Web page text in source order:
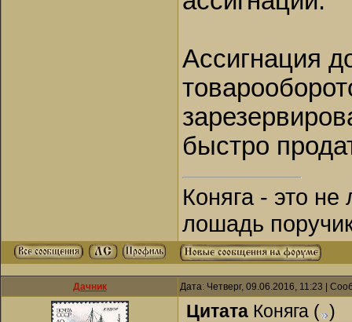
Ассигнация
быстро
Коняга - это
лошадь
Дачник Дата: Четверг, 09.06.2016, 11:23 |
Цитата Коняга ( )